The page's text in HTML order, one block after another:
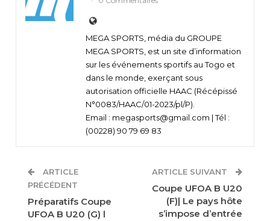
MEGA SPORTS, média du GROUPE
MEGA SPORTS, est un site d’information
sur les événements sportifs au Togo et
dans le monde, exerçant sous
autorisation officielle HAAC (Récépissé
N°0083/HAAC/01-2023/pl/P).
Email : megasports@gmail.com | Tél :
(00228) 90 79 69 83
ARTICLE
PRÉCÉDENT
Préparatifs Coupe
UFOA B U20 (G) l
ARTICLE SUIVANT
Coupe UFOA B U20
(F)| Le pays hôte
s’impose d’entrée